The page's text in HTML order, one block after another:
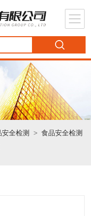
安全检测 >食品安全检测